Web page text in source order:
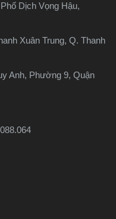
Dịch Vọng Hậu,
Xuân Trung, Q. Thanh
Anh, Phường 9, Quận